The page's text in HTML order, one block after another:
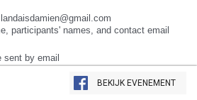
lijst
landaisdamien@gmail.com
participants' names, and contact email
sent by email
BEKIJK EVENEMENT